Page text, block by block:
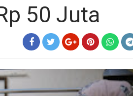
50 Juta